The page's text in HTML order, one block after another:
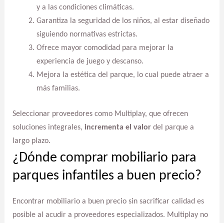
y a las condiciones climáticas.
Garantiza la seguridad de los niños, al estar diseñado
siguiendo normativas estrictas.
Ofrece mayor comodidad para mejorar la
experiencia de juego y descanso.
Mejora la estética del parque, lo cual puede atraer a
más familias.
Seleccionar proveedores como Multiplay, que ofrecen
soluciones integrales, incrementa el valordel parque a
largo plazo.
¿Dónde comprar mobiliario para
parques infantiles a buen precio?
Encontrar mobiliario a buen precio sin sacrificar calidad es
posible al acudir a proveedores especializados. Multiplay no